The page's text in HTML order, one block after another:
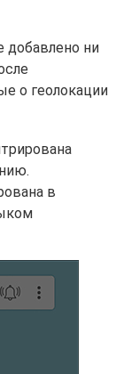
добавлено ни
о геолокации
в